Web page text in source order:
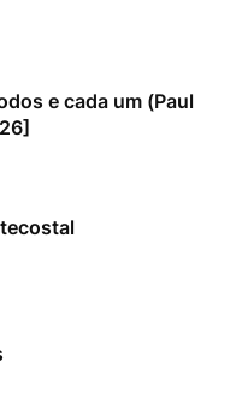
e cada um (Paul